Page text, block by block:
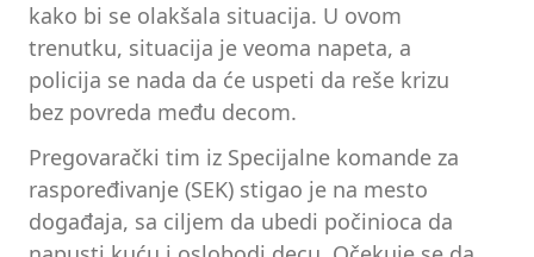
kako bi se olakšala situacija. U ovom
trenutku, situacija je veoma napeta, a
policija se nada da će uspeti da reše krizu
bez povreda među decom.
Pregovarački tim iz Specijalne komande za
raspoređivanje (SEK) stigao je na mesto
događaja, sa ciljem da ubedi počinioca da